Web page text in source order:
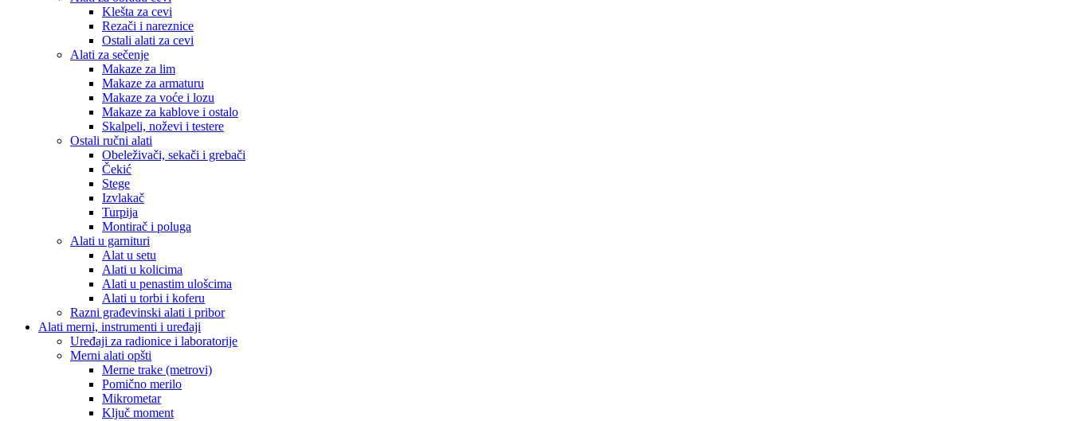
Klešta za cevi
Rezači i nareznice
Ostali alati za cevi
Alati za sečenje
Makaze za lim
Makaze za armaturu
Makaze za voće i lozu
Makaze za kablove i ostalo
Skalpeli, noževi i testere
Ostali ručni alati
Obeleživači, sekači i grebači
Čekić
Stege
Izvlakač
Turpija
Montirač i poluga
Alati u garnituri
Alat u setu
Alati u kolicima
Alati u penastim ulošcima
Alati u torbi i koferu
Razni građevinski alati i pribor
Alati merni, instrumenti i uređaji
Uređaji za radionice i laboratorije
Merni alati opšti
Merne trake (metrovi)
Pomično merilo
Mikrometar
Ključ moment